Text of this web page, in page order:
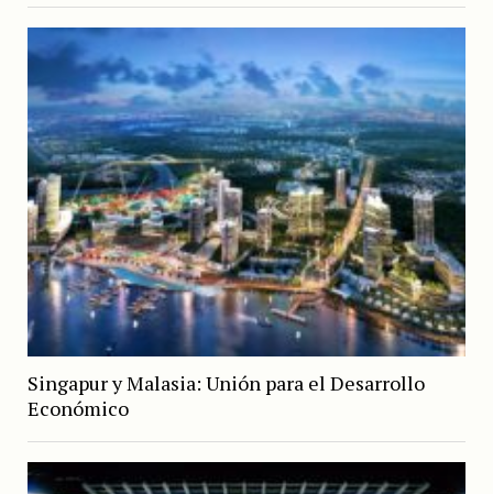
Singapur y Malasia: Unión para el Desarrollo
Económico